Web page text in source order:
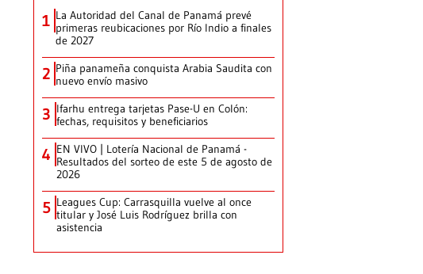
1 La Autoridad del Canal de Panamá prevé
primeras reubicaciones por Río Indio a finales
de 2027
2 Piña panameña conquista Arabia Saudita con
nuevo envío masivo
3 Ifarhu entrega tarjetas Pase-U en Colón:
fechas, requisitos y beneficiarios
4 EN VIVO | Lotería Nacional de Panamá -
Resultados del sorteo de este 5 de agosto de
2026
5 Leagues Cup: Carrasquilla vuelve al once
titular y José Luis Rodríguez brilla con
asistencia